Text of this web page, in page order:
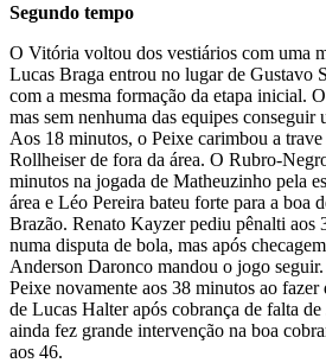
Segundo tempo
O Vitória voltou dos vestiários com uma
Lucas Braga entrou no lugar de Gustavo
com a mesma formação da etapa inicial.
mas sem nenhuma das equipes conseguir
Aos 18 minutos, o Peixe carimbou a
Rollheiser de fora da área. O Rubro-
minutos na jogada de Matheuzinho pela
área e Léo Pereira bateu forte para a boa
Brazão. Renato Kayzer pediu pênalti aos
numa disputa de bola, mas após
Anderson Daronco mandou o jogo
Peixe novamente aos 38 minutos ao
de Lucas Halter após cobrança de falta
ainda fez grande intervenção na boa
aos 46.